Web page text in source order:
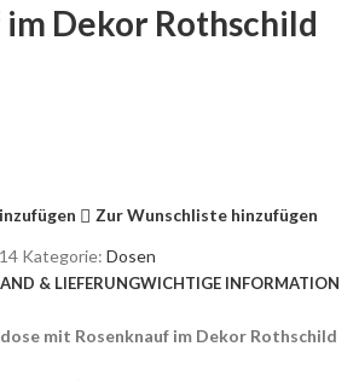
Dekor Rothschild
Zur Wunschliste hinzufügen
Kategorie: Dosen
& LIEFERUNGWICHTIGE INFORMATION
mit Rosenknauf im Dekor Rothschild